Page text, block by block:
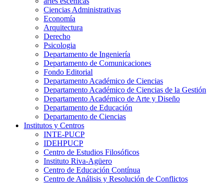
Ciencias Administrativas
Economía
Arquitectura
Derecho
Psicologia
Departamento de Ingeniería
Departamento de Comunicaciones
Fondo Editorial
Departamento Académico de Ciencias
Departamento Académico de Ciencias de la Gestión
Departamento Académico de Arte y Diseño
Departamento de Educación
Departamento de Ciencias
Institutos y Centros
INTE-PUCP
IDEHPUCP
Centro de Estudios Filosóficos
Instituto Riva-Agüero
Centro de Educación Contínua
Centro de Análisis y Resolución de Conflictos